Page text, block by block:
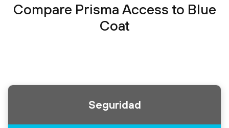
Compare Prisma Access to Blue
Coat
Seguridad